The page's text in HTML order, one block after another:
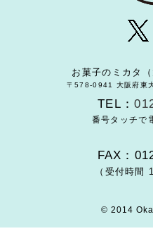
お菓子のミカタ
〒578-0941 大阪府東
TEL：
番号タッチで
FAX：
（受付時間
© 2014